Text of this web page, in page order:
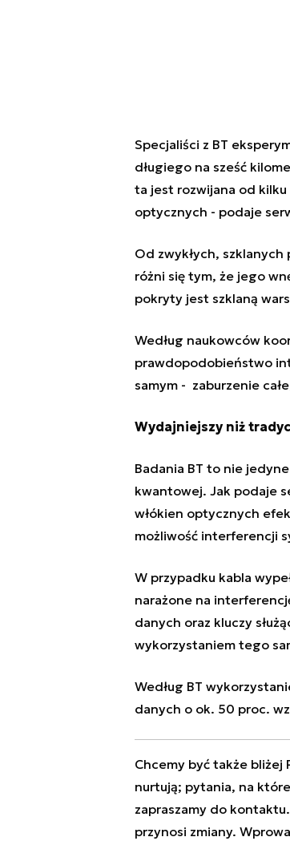
Specjaliści z BT
długiego na sześć
ta jest rozwijana od
optycznych - podaje
Od zwykłych,
różni się tym, że jego
pokryty jest szklaną
Według naukowców
prawdopodobieństwo
samym - zaburzenie
Wydajniejszy niż
Badania BT to nie
kwantowej. Jak podaje
włókien optycznych
możliwość interferencji
W przypadku kabla
narażone na
danych oraz kluczy
wykorzystaniem tego
Według BT
danych o ok. 50 proc.
Chcemy być także bliżej
nurtują; pytania, na
zapraszamy do
przynosi zmiany.